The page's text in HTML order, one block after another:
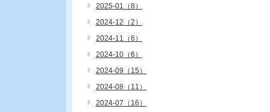
2025-01（8）
2024-12（2）
2024-11（6）
2024-10（6）
2024-09（15）
2024-08（11）
2024-07（16）